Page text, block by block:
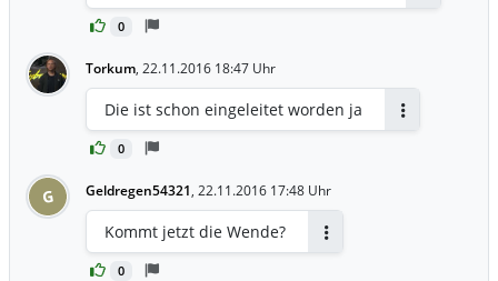
0
Torkum, 22.11.2016 18:47 Uhr
0
Die ist schon eingeleitet worden ja
G Geldregen54321, 22.11.2016 17:48 Uhr
0
Kommt jetzt die Wende?